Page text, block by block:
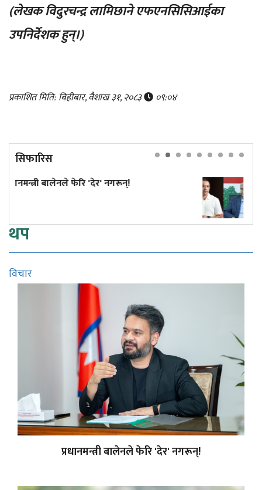
(लेखक विदुरचन्द्र लामिछाने एफएनसिसिआईका
उपनिर्देशक हुन्।)
प्रकाशित मिति: बिहीबार, वैशाख ३१, २०८३ ०९:०४
सिफारिस
कांग्रेस विवाद निरूपण गर्दा आयोगले
सुनुवाइको मौका दिएको थियो कि थिएन?
थप
विचार
प्रधानमन्त्री बालेनले फेरि 'देर' नगरून्!